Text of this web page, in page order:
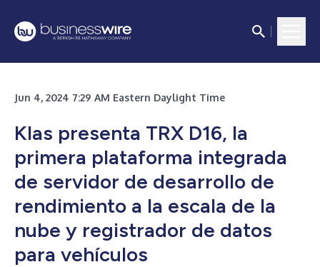
Jun 4, 2024 7:29 AM Eastern Daylight Time
Klas presenta TRX D16, la
primera plataforma integrada
de servidor de desarrollo de
rendimiento a la escala de la
nube y registrador de datos
para vehículos